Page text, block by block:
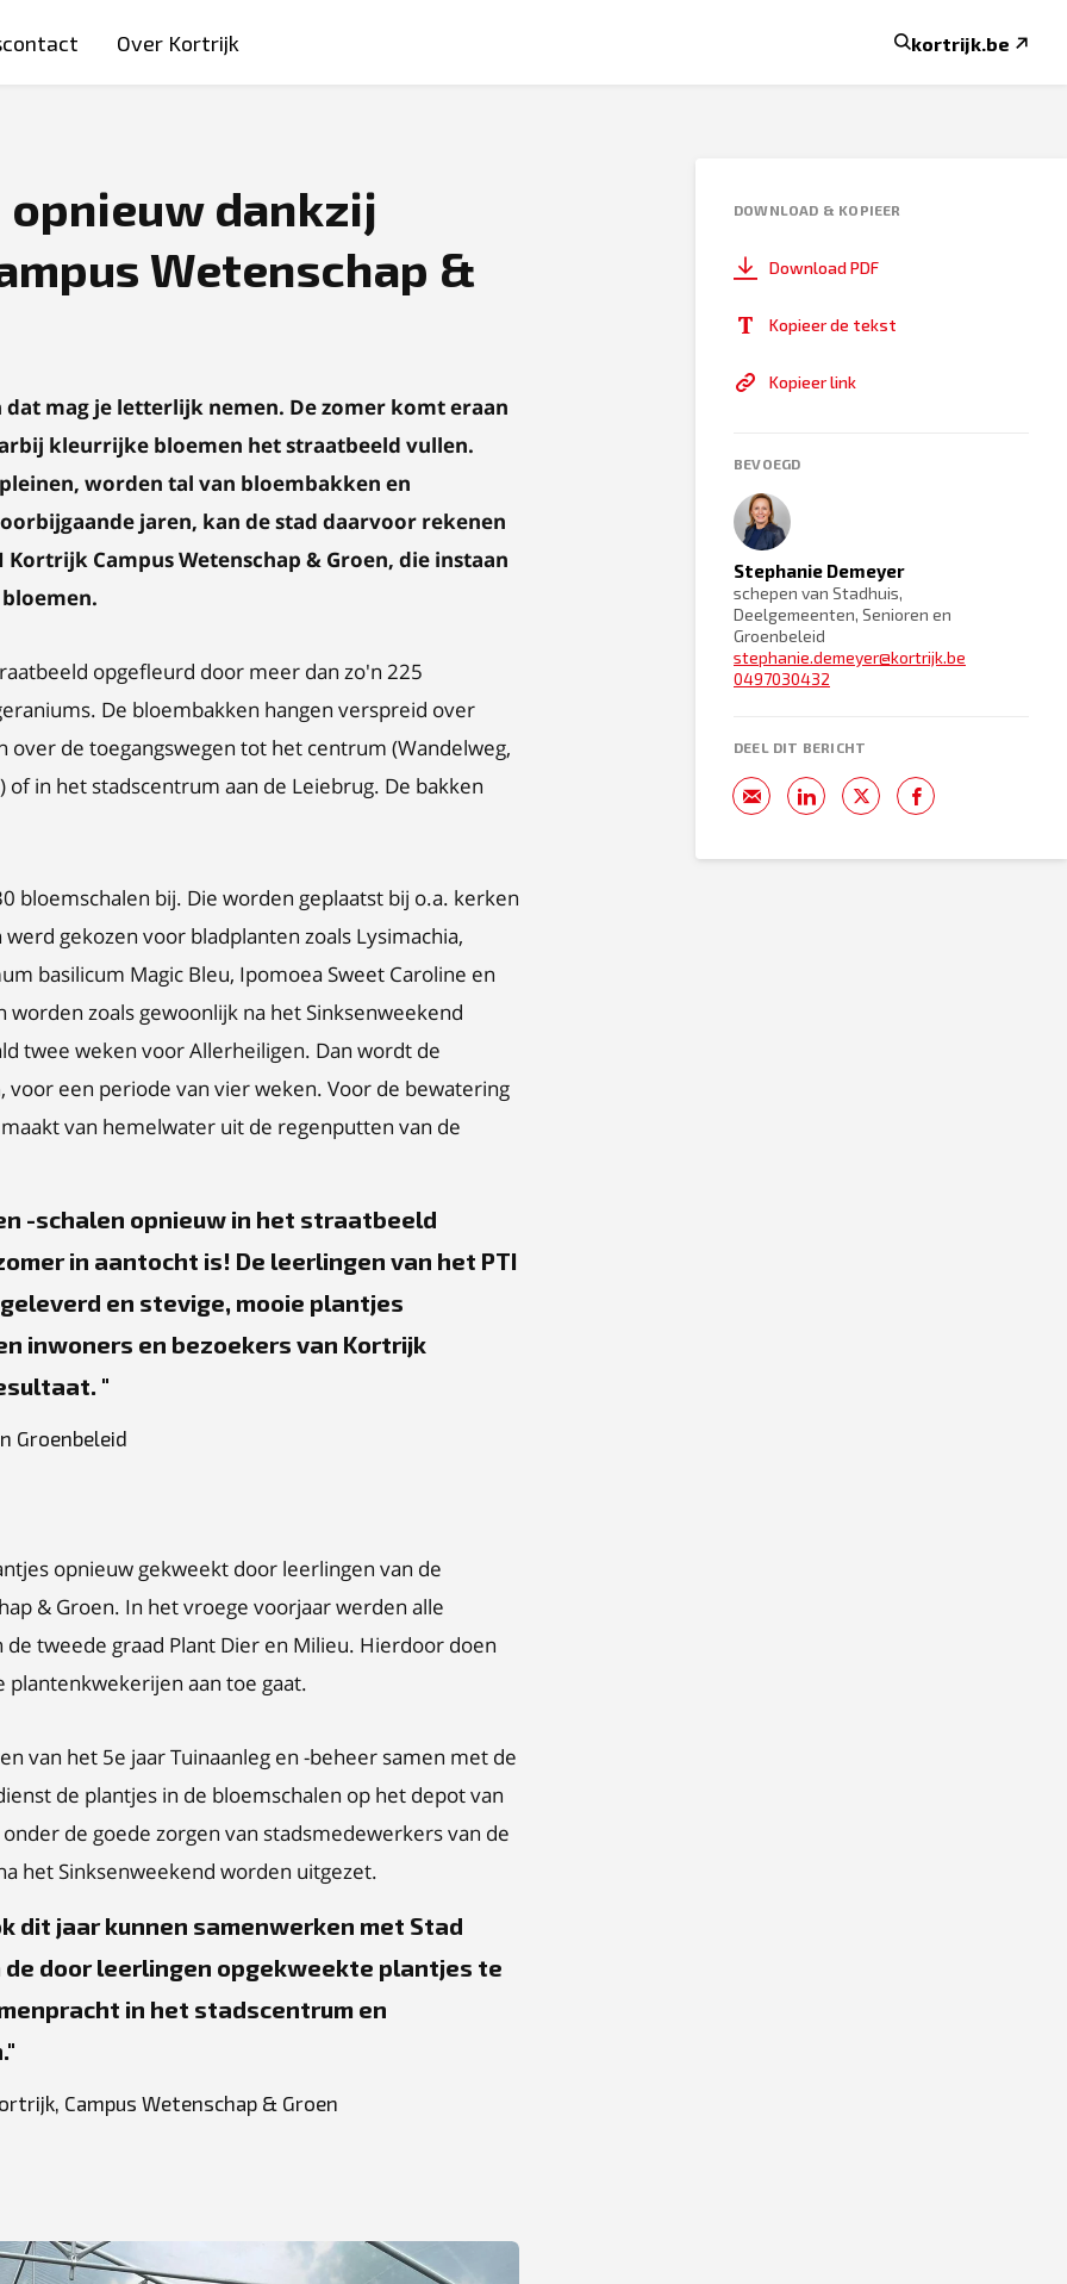
Over Kortrijk kortrijk.be
dankzij
Wetenschap &
mag je letterlijk nemen. De zomer komt eraan
kleurrijke bloemen het straatbeeld vullen.
worden tal van bloembakken en
jaren, kan de stad daarvoor rekenen
Campus Wetenschap & Groen, die instaan
opgefleurd door meer dan zo'n 225
De bloembakken hangen verspreid over
over de toegangswegen tot het centrum (Wandelweg,
in het stadscentrum aan de Leiebrug. De bakken
bloemschalen bij. Die worden geplaatst bij o.a. kerken
gekozen voor bladplanten zoals Lysimachia,
basilicum Magic Bleu, Ipomoea Sweet Caroline en
zoals gewoonlijk na het Sinksenweekend
twee weken voor Allerheiligen. Dan wordt de
een periode van vier weken. Voor de bewatering
van hemelwater uit de regenputten van de
-schalen opnieuw in het straatbeeld
in aantocht is! De leerlingen van het PTI
en stevige, mooie plantjes
inwoners en bezoekers van Kortrijk
Groenbeleid
opnieuw gekweekt door leerlingen van de
& Groen. In het vroege voorjaar werden alle
tweede graad Plant Dier en Milieu. Hierdoor doen
aan toe gaat.
van het 5e jaar Tuinaanleg en -beheer samen met de
de plantjes in de bloemschalen op het depot van
de goede zorgen van stadsmedewerkers van de
het Sinksenweekend worden uitgezet.
dit jaar kunnen samenwerken met Stad
de door leerlingen opgekweekte plantjes te
in het stadscentrum en
Campus Wetenschap & Groen
DOWNLOAD & KOPIEER
Download PDF
Kopieer de tekst
Kopieer link
BEVOEGD
Stephanie Demeyer
schepen van Stadhuis,
Deelgemeenten, Senioren en
Groenbeleid
stephanie.demeyer@kortrijk.be
0497030432
DEEL DIT BERICHT